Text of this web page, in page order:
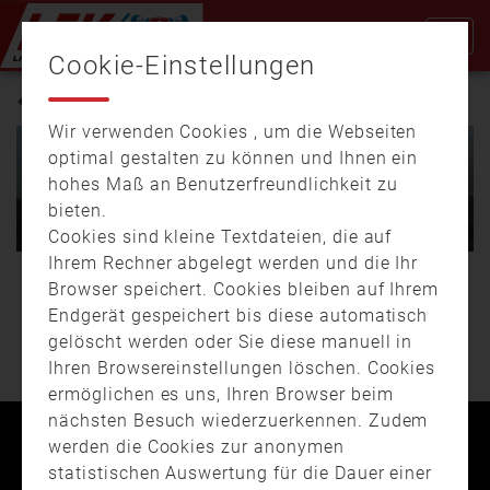
INDUSTRIE
03.08. 16:26
Brand in Würzburger
Industrieanlange –
Technischer Defekt wohl
Brandursache
In einer Würzburger
Industrieanlage ist am
Donnerstagmorgen ein
Brand …
08.08.17:27
01:09
Millionenschaden bei
Rosenberg
Einen Schaden in
Millionenhöhe verursachte
ein Großbrand, der am
frühen …
WEITERE BEITRÄGE
Kontakt Impressum Datenschutz
Cookie-Einstellungen
Wir verwenden Cookies , um die Webseiten
optimal gestalten zu können und Ihnen ein
hohes Maß an Benutzerfreundlichkeit zu
bieten.
Cookies sind kleine Textdateien, die auf
Ihrem Rechner abgelegt werden und die Ihr
Browser speichert. Cookies bleiben auf Ihrem
Endgerät gespeichert bis diese automatisch
gelöscht werden oder Sie diese manuell in
Ihren Browsereinstellungen löschen. Cookies
ermöglichen es uns, Ihren Browser beim
nächsten Besuch wiederzuerkennen. Zudem
werden die Cookies zur anonymen
statistischen Auswertung für die Dauer einer